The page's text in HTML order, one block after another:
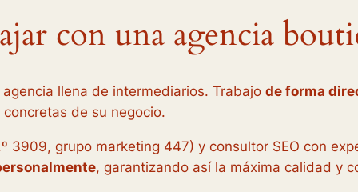
con una agencia
llena de intermediarios. Trabajo de forma
de su negocio.
3909, grupo marketing 447) y consultor SEO con
, garantizando así la máxima calidad y